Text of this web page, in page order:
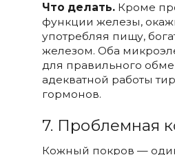
Что делать.Кроме
функции железы,
употребляя пищу,
железом. Оба
для правильного
адекватной работы
гормонов.
7. Проблемная
Кожный покров —